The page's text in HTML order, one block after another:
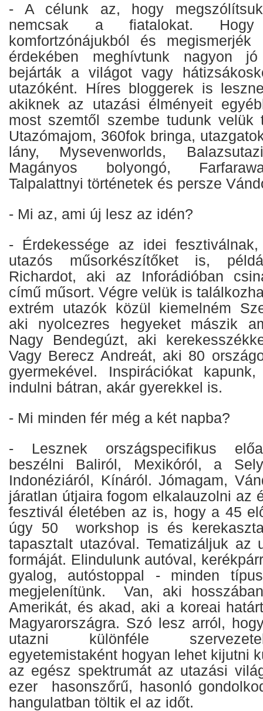
- A célunk az, hogy
nemcsak a fiatalokat.
komfortzónájukból és
érdekében meghívtunk nagyon
bejárták a világot vagy
utazóként. Híres bloggerek is
akiknek az utazási élményeit
most szemtől szembe tudunk velük
Utazómajom, 360fok bringa,
lány, Mysevenworlds,
Magányos bolyongó,
Talpalattnyi történetek és persze
- Mi az, ami új lesz az idén?
- Érdekessége az idei
utazós műsorkészítőket is,
Richardot, aki az Inforádióban
című műsort. Végre velük is
extrém utazók közül kiemelném
aki nyolcezres hegyeket mászik
Nagy Bendegúzt, aki
Vagy Berecz Andreát, aki 80
gyermekével. Inspirációkat
indulni bátran, akár gyerekkel is.
- Mi minden fér még a két napba?
- Lesznek országspecifikus
beszélni Baliról, Mexikóról, a
Indonéziáról, Kínáról. Jómagam,
járatlan útjaira fogom elkalauzolni az
fesztivál életében az is, hogy a 45
úgy 50 workshop is és
tapasztalt utazóval. Tematizáljuk az
formáját. Elindulunk autóval,
gyalog, autóstoppal - minden
megjelenítünk. Van, aki
Amerikát, és akad, aki a koreai
Magyarországra. Szó lesz arról,
utazni különféle
egyetemistaként hogyan lehet kijutni
az egész spektrumát az utazási
ezer hasonszőrű, hasonló
hangulatban töltik el az időt.